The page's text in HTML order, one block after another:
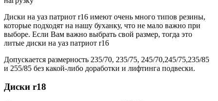
Диски на уаз патриот r16 имеют очень много типов резины,
которые подходят на нашу буханку, что не мало важно при
выборе. Если Вам важно выбрать свой размер, тогда это
литые диски на уаз патриот r16
Допускается размерность 235/70, 235/75, 245/70,245/75,235/85
и 255/85 без какой-либо доработки и лифтинга подвески.
Диски r18